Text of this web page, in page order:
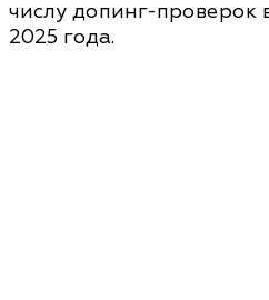
числу допинг-проверок
2025 года.